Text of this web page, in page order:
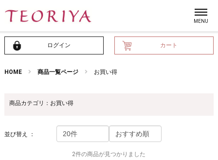
ログイン カート
HOME 商品一覧ページ お買い得
商品カテゴリ：お買い得
並び替え ：
2件の商品が見つかりました